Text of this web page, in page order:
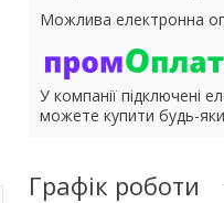
У компанії підключені
можете купити будь-
Графік роботи